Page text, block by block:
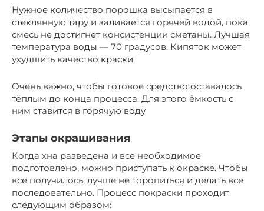
Нужное количество порошка высыпается в
стеклянную тару и заливается горячей водой, пока
смесь не достигнет консистенции сметаны. Лучшая
температура воды — 70 градусов. Кипяток может
ухудшить качество краски
Очень важно, чтобы готовое средство оставалось
тёплым до конца процесса. Для этого ёмкость с
ним ставится в горячую воду
Этапы окрашивания
Когда хна разведена и все необходимое
подготовлено, можно приступать к окраске. Чтобы
все получилось, лучше не торопиться и делать все
последовательно. Процесс покраски проходит
следующим образом: